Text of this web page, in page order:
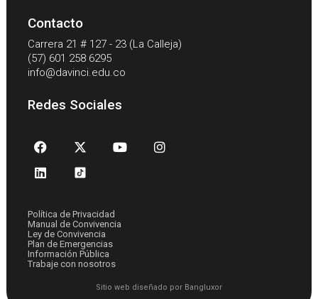
Contacto
Carrera 21 # 127 - 23 (La Calleja)
(57) 601 258 6295
info@davinci.edu.co
Redes Sociales
Política de Privacidad
Manual de Convivencia
Ley de Convivencia
Plan de Emergencias
Información Pública
Trabaje con nosotros
Sitio web diseñado por Bangluxor